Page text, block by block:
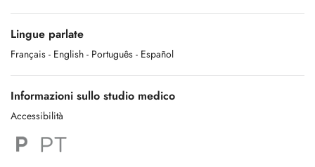
Lingue parlate
Français - English - Português - Español
Informazioni sullo studio medico
Accessibilità